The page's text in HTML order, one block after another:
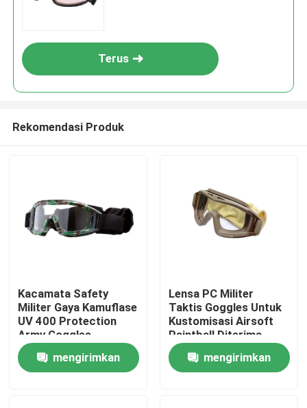
Rumah
Terus
Rekomendasi Produk
Kacamata Safety
Militer Gaya Kamuflase
UV 400 Protection
Army Goggles
mengirimkan
Lensa PC Militer
Taktis Goggles Untuk
Kustomisasi Airsoft
Paintball Diterima
mengirimkan